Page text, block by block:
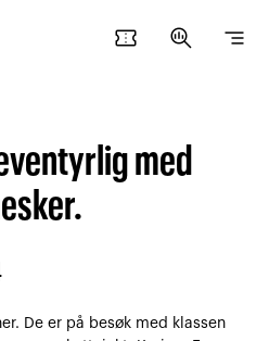
confirmation_number search_insights segment
med
De er på besøk med klassen